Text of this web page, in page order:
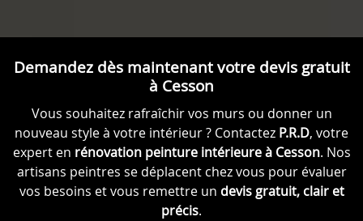
Demandez dès maintenant votre devis gratuit
à Cesson
Vous souhaitez rafraîchir vos murs ou donner un
nouveau style à votre intérieur ? Contactez P.R.D, votre
expert en rénovation peinture intérieure à Cesson. Nos
artisans peintres se déplacent chez vous pour évaluer
vos besoins et vous remettre un devis gratuit, clair et
précis.